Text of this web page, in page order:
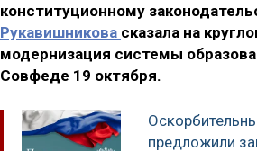
конституционному
Рукавишникова сказала на
модернизация системы
Совфеде 19 октября.
предложили